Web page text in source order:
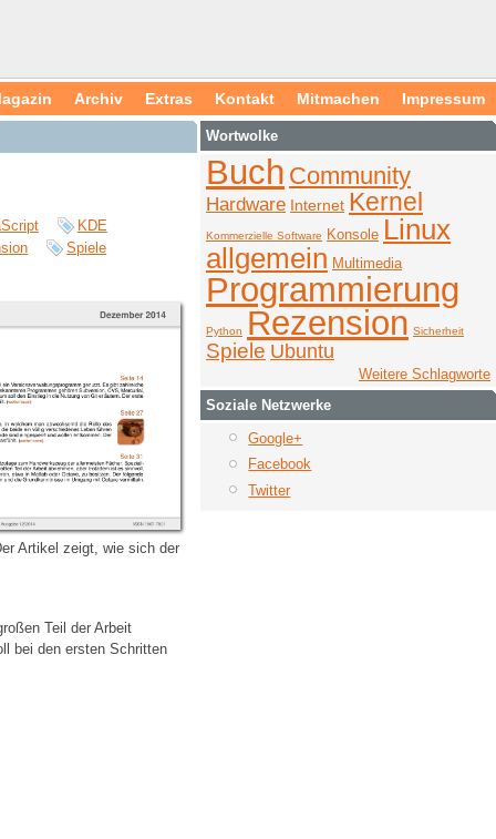
Archiv Extras Kontakt Mitmachen Impressum
KDE
Spiele
Artikel zeigt, wie sich der
Teil der Arbeit
bei den ersten Schritten
Wortwolke
Buch Community
Hardware Internet Kernel
Kommerzielle Software Konsole Linux
allgemein Multimedia
Programmierung
Python Rezension Sicherheit
Spiele Ubuntu
Weitere Schlagworte
Soziale Netzwerke
Google+
Facebook
Twitter